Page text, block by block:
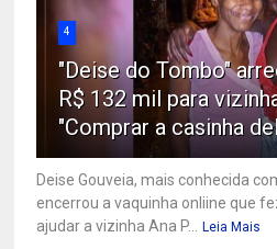
4
"Deise do Tombo"
R$ 132 mil para
"Comprar a casinha
Deise Gouveia, mais conhecida
encerrou a vaquinha onliine que
ajudar a vizinha Ana P... Leia Mais